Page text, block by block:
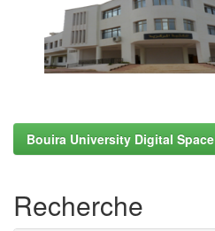
Bouira University Digital Space
Recherche